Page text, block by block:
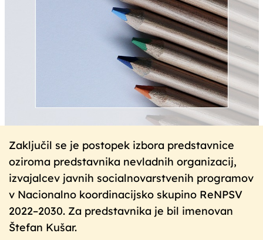
Zaključil se je postopek izbora predstavnice
oziroma predstavnika nevladnih organizacij,
izvajalcev javnih socialnovarstvenih programov
v Nacionalno koordinacijsko skupino ReNPSV
2022–2030. Za predstavnika je bil imenovan
Štefan Kušar.